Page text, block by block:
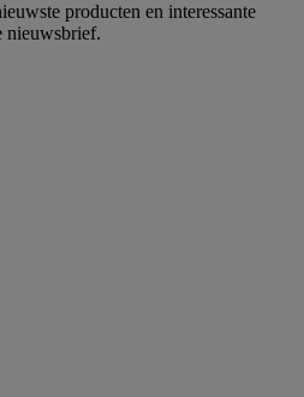
producten en interessante
nieuwsbrief.